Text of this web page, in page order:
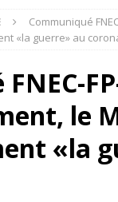
Communiqué
«la guerre» au
le
«la